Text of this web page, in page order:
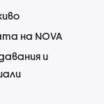
на NOVA
и